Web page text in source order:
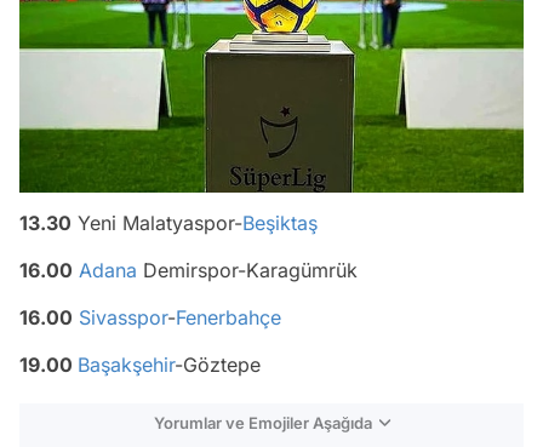
13.30 Yeni Malatyaspor-Beşiktaş
16.00 Adana Demirspor-Karagümrük
16.00 Sivasspor-Fenerbahçe
19.00 Başakşehir-Göztepe
Yorumlar ve Emojiler Aşağıda